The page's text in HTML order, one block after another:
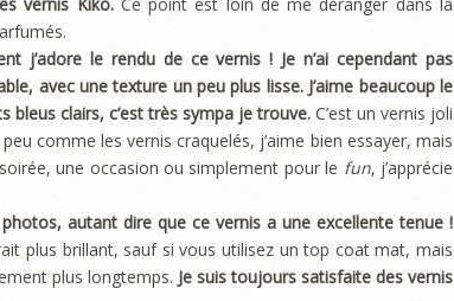
j’adore le rendu de ce vernis ! Je n’ai cependant pas
avec une texture un peu plus lisse. J’aime beaucoup le
bleus clairs, c’est très sympa je trouve. C’est un vernis joli
comme les vernis craquelés, j’aime bien essayer, mais
une occasion ou simplement pour le fun, j’apprécie
autant dire que ce vernis a une excellente tenue !
plus brillant, sauf si vous utilisez un top coat mat, mais
plus longtemps. Je suis toujours satisfaite des vernis